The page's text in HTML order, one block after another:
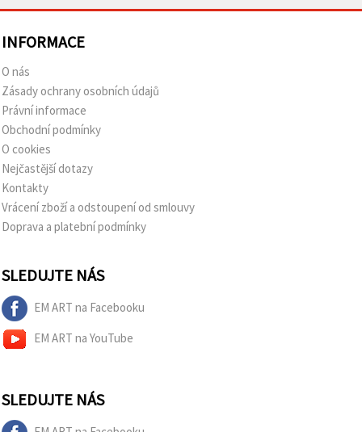
INFORMACE
O nás
Zásady ochrany osobních údajů
Právní informace
Obchodní podmínky
O cookies
Nejčastější dotazy
Kontakty
Vrácení zboží a odstoupení od smlouvy
Doprava a platební podmínky
SLEDUJTE NÁS
EM ART na Facebooku
EM ART na YouTube
SLEDUJTE NÁS